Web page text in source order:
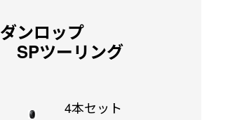
ダンロップ
SPツーリング
4本セット